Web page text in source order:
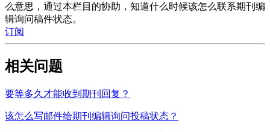
么意思，通过本栏目的协助，知道什么时候该怎么联系期刊编
辑询问稿件状态。
订阅
相关问题
要等多久才能收到期刊回复？
该怎么写邮件给期刊编辑询问投稿状态？